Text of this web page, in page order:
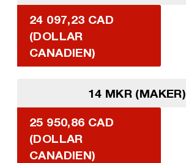
24 097,23 CAD
(DOLLAR
CANADIEN)
14 MKR (MAKER)
25 950,86 CAD
(DOLLAR
CANADIEN)